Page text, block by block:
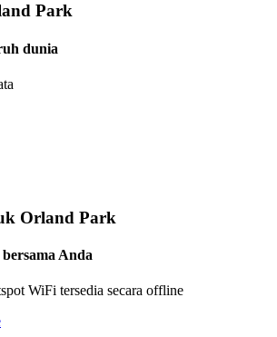
Park
dunia
Orland Park
Anda
WiFi tersedia secara offline